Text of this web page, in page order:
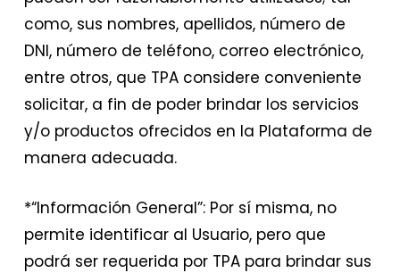
como, sus nombres, apellidos, número de
DNI, número de teléfono, correo electrónico,
entre otros, que TPA considere conveniente
solicitar, a fin de poder brindar los servicios
y/o productos ofrecidos en la Plataforma de
manera adecuada.
*“Información General”: Por sí misma, no
permite identificar al Usuario, pero que
podrá ser requerida por TPA para brindar sus